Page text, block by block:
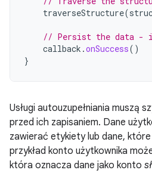
traverseStructure(
// Persist the data -
callback .onSuccess()
}
Usługi autouzupełniania muszą
przed ich zapisaniem. Dane
zawierać etykiety lub dane,
przykład konto użytkownika
która oznacza dane jako konto